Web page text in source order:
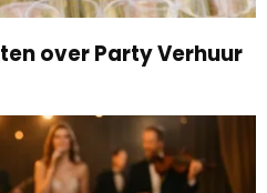
over Party Verhuur